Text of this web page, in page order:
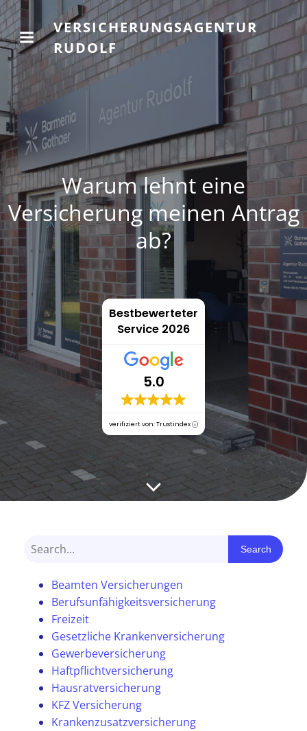
VERSICHERUNGSAGENTUR
RUDOLF
Warum lehnt eine
Versicherung meinen Antrag
ab?
Bestbewerteter
Service 2026
5.0
verifiziert von: Trustindex
Search
Beamten Versicherungen
Berufsunfähigkeitsversicherung
Freizeit
Gesetzliche Krankenversicherung
Gewerbeversicherung
Haftpflichtversicherung
Hausratversicherung
KFZ Versicherung
Krankenzusatzversicherung